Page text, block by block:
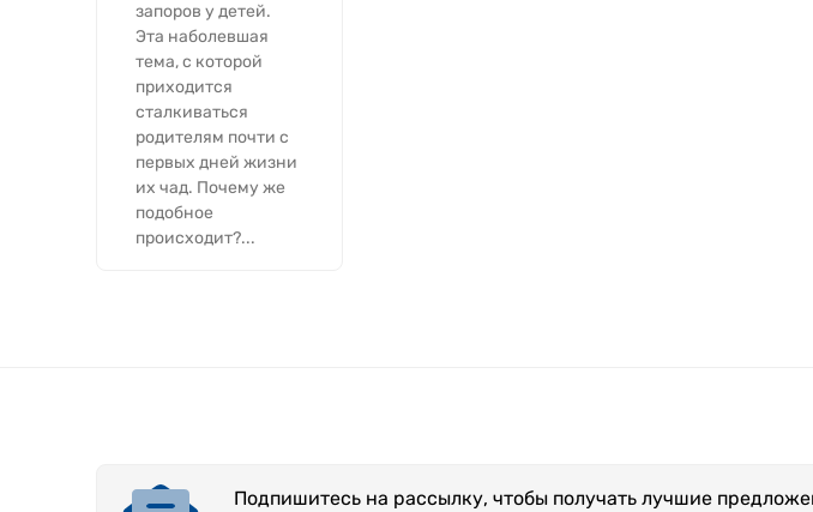
запоров у детей.
Эта наболевшая
тема, с которой
приходится
сталкиваться
родителям почти с
первых дней жизни
их чад. Почему же
подобное
происходит?...
Подпишитесь на рассылку, чтобы получать лучшие